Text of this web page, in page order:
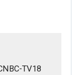
TV18